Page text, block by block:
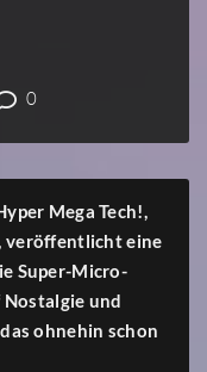
0
Mega Tech!,
veröffentlicht eine
Super-Micro-
Nostalgie und
ohnehin schon